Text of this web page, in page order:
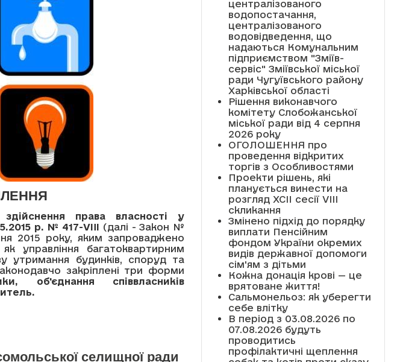
права власності у
р. № 417-VIII (далі - Закон №
2015 року, яким запроваджено
управління багатоквартирним
утримання будинків, споруд та
закріплені три форми
об'єднання співвласників
селищної ради
централізованого
водопостачання,
централізованого
водовідведення, що
надаються Комунальним
підприємством "Зміїв-
сервіс" Зміївської міської
ради Чугуївського району
Харківської області
Рішення виконавчого
комітету Слобожанської
міської ради від 4 серпня
2026 року
ОГОЛОШЕННЯ про
проведення відкритих
торгів з Особливостями
Проекти рішень, які
планується винести на
розгляд XCII сесії VІІІ
скликання
Змінено підхід до порядку
виплати Пенсійним
фондом України окремих
видів державної допомоги
сім'ям з дітьми
Кожна донація крові — це
врятоване життя!
Сальмонельоз: як уберегти
себе влітку
В період з 03.08.2026 по
07.08.2026 будуть
проводитись
профілактичні щеплення